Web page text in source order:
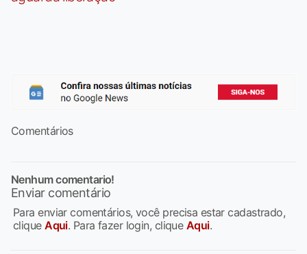
Comentários
Nenhum comentario!
Enviar comentário
Para enviar comentários, você precisa estar cadastrado,
cliqueAqui. Para fazer login, clique Aqui.